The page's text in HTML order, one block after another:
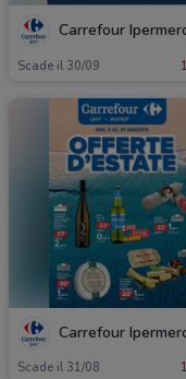
Carrefour
Scade il 30/09
Carrefour
Scade il 31/08